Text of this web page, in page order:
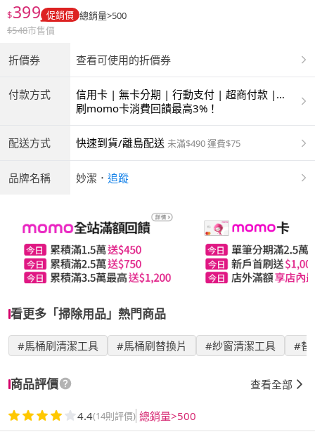
$399 促銷價 總銷量>500
$548市售價
折價券 查看可使用的折價券
付款方式
信用卡 | 無卡分期 | 行動支付 | 超商付款 |
ATM | 銀聯卡
刷momo卡消費回饋最高3%！
配送方式 快速到貨/離島配送 未滿$490 運費$75
品牌名稱 妙潔 ． 追蹤
看更多「掃除用品」熱門商品
#馬桶刷清潔工具 #馬桶刷替換片 #紗窗清潔工具 #替
商品評價 查看全部
4.4(14則評價) 總銷量>500